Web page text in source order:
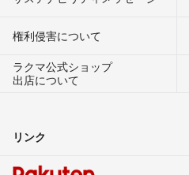
権利侵害について
ラクマ公式ショップ
出店について
リンク